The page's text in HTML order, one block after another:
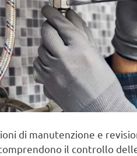
di manutenzione e
il controllo